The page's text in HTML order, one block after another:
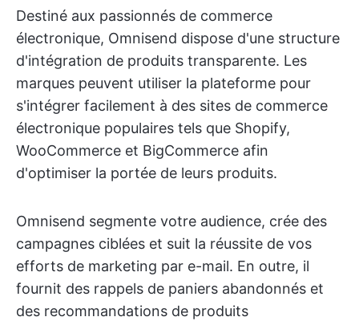
Destiné aux passionnés de commerce
électronique, Omnisend dispose d'une structure
d'intégration de produits transparente. Les
marques peuvent utiliser la plateforme pour
s'intégrer facilement à des sites de commerce
électronique populaires tels que Shopify,
WooCommerce et BigCommerce afin
d'optimiser la portée de leurs produits.
Omnisend segmente votre audience, crée des
campagnes ciblées et suit la réussite de vos
efforts de marketing par e-mail. En outre, il
fournit des rappels de paniers abandonnés et
des recommandations de produits